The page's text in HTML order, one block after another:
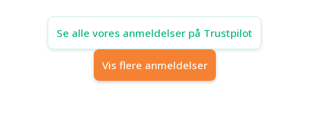
Se alle vores anmeldelser på Trustpilot
Vis flere anmeldelser